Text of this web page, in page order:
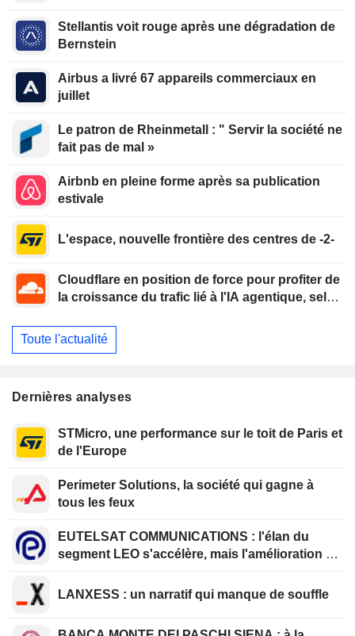
Stellantis voit rouge après une dégradation de
Bernstein
Airbus a livré 67 appareils commerciaux en
juillet
Le patron de Rheinmetall : " Servir la société ne
fait pas de mal »
Airbnb en pleine forme après sa publication
estivale
L'espace, nouvelle frontière des centres de -2-
Cloudflare en position de force pour profiter de
la croissance du trafic lié à l'IA agentique, selon
Toute l'actualité
Dernières analyses
STMicro, une performance sur le toit de Paris et
de l'Europe
Perimeter Solutions, la société qui gagne à
tous les feux
EUTELSAT COMMUNICATIONS : l'élan du
segment LEO s'accélère, mais l'amélioration de
LANXESS : un narratif qui manque de souffle